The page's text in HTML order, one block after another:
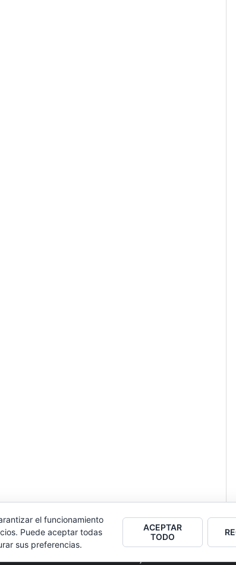
2026 Colectivo Burbuja
el funcionamiento
Puede aceptar todas
sus preferencias.
ACEPTAR
TODO